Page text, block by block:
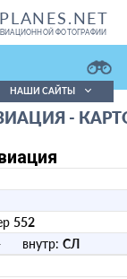
PLANES.NET
ФОТОГРАФИИ
НАШИ САЙТЫ
-
552
внутр: СЛ